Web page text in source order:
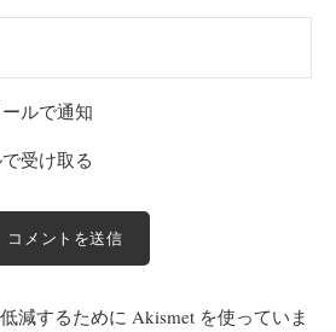
ルで通知
受け取る
減するために Akismet を使っていま